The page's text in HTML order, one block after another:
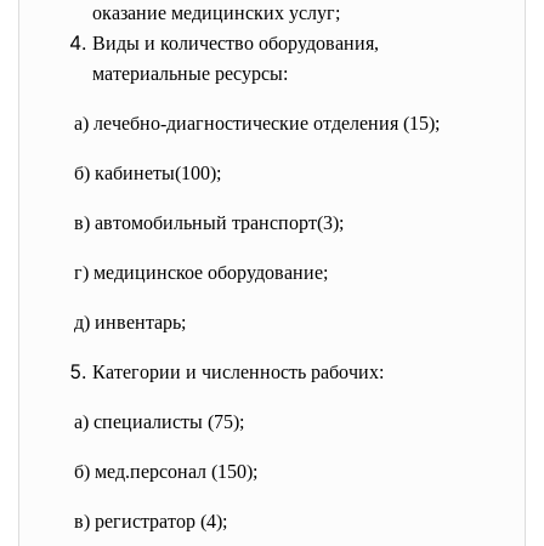
оказание медицинских услуг;
Виды и количество оборудования,
материальные ресурсы:
а) лечебно-диагностические отделения (15);
б) кабинеты(100);
в) автомобильный транспорт(3);
г) медицинское оборудование;
д) инвентарь;
Категории и численность рабочих:
а) специалисты (75);
б) мед.персонал (150);
в) регистратор (4);